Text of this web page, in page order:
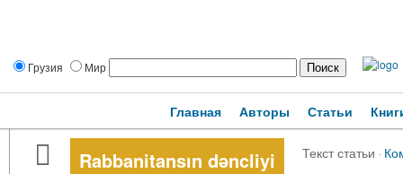
Грузия Мир
Главная Авторы Статьи
Rabbanitansın dəncliyi Текст статьи ·